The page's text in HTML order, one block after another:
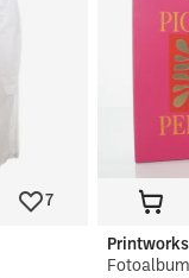
7
Printworks